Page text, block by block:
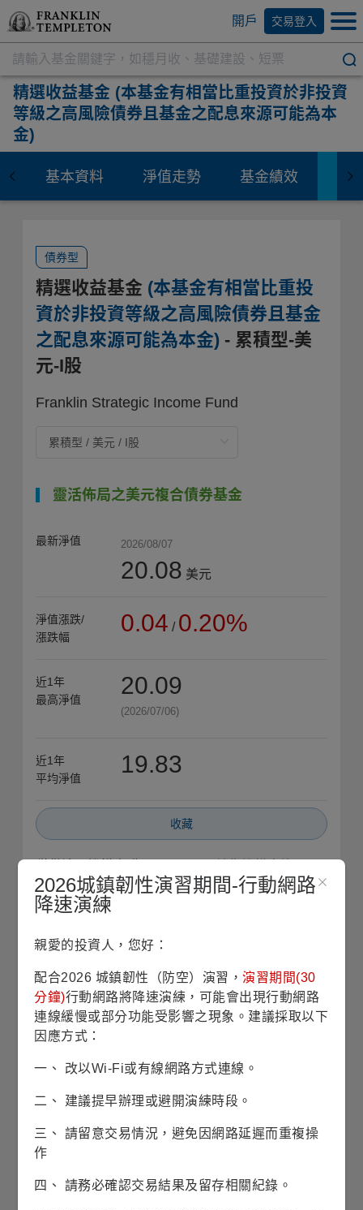
開戶 交易登入
精選收益基金 (本基金有相當比重投資於非投資
等級之高風險債券且基金之配息來源可能為本
金)
基本資料 淨值走勢 基金績效 資
債券型
精選收益基金 (本基金有相當比重投
資於非投資等級之高風險債券且基金
之配息來源可能為本金) - 累積型-美
元-I股
Franklin Strategic Income Fund
靈活佈局之美元複合債券基金
最新淨值 2026/08/07
20.08 美元
淨值漲跌/
漲跌幅
0.04 / 0.20%
近1年
最高淨值
20.09
(2026/07/06)
近1年
平均淨值
19.83
收藏
債券配置
平均存續期間 3.88 years
平均到期年限
券均持有至到期且期間所收的債息均滾入再投資計算而得的平
均年收益率。「最低到期殖利率」，計算方式除如前述外，另
考量可贖回債券被提前償還情境時的水準。納入計算之資產皆
率。
2026城鎮韌性演習期間-行動網路
降速演練
親愛的投資人，您好：
配合2026 城鎮韌性（防空）演習，演習期間(30
分鐘)行動網路將降速演練，可能會出現行動網路
連線緩慢或部分功能受影響之現象。建議採取以下
因應方式：
一、 改以Wi-Fi或有線網路方式連線。
二、 建議提早辦理或避開演練時段。
三、 請留意交易情況，避免因網路延遲而重複操
作
四、 請務必確認交易結果及留存相關紀錄。